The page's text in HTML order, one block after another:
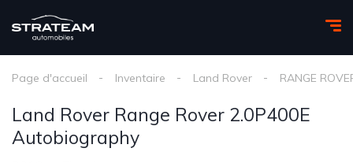
Page d'accueil Inventaire Land Rover RANGE
Land Rover Range Rover 2.0P400E
Autobiography